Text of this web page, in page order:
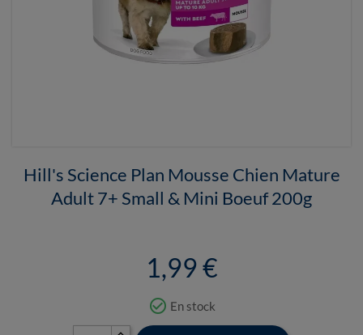
Hill's Science Plan Mousse Chien Mature
Adult 7+ Small & Mini Boeuf 200g
1,99 €
check_circle_outline En stock